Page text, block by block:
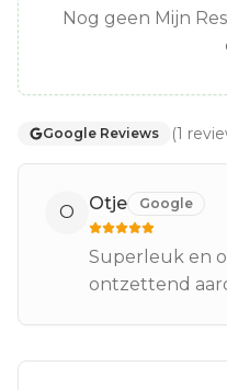
Nog geen Mijn
Google Reviews (1
O Otje Google
Superleuk en
ontzettend